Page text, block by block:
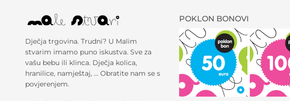
Dječja trgovina. Trudni? U Malim
stvarim imamo puno iskustva. Sve za
vašu bebu ili klinca. Dječja kolica,
hranilice, namještaj, … Obratite nam se s
povjerenjem.
POKLON BONOVI